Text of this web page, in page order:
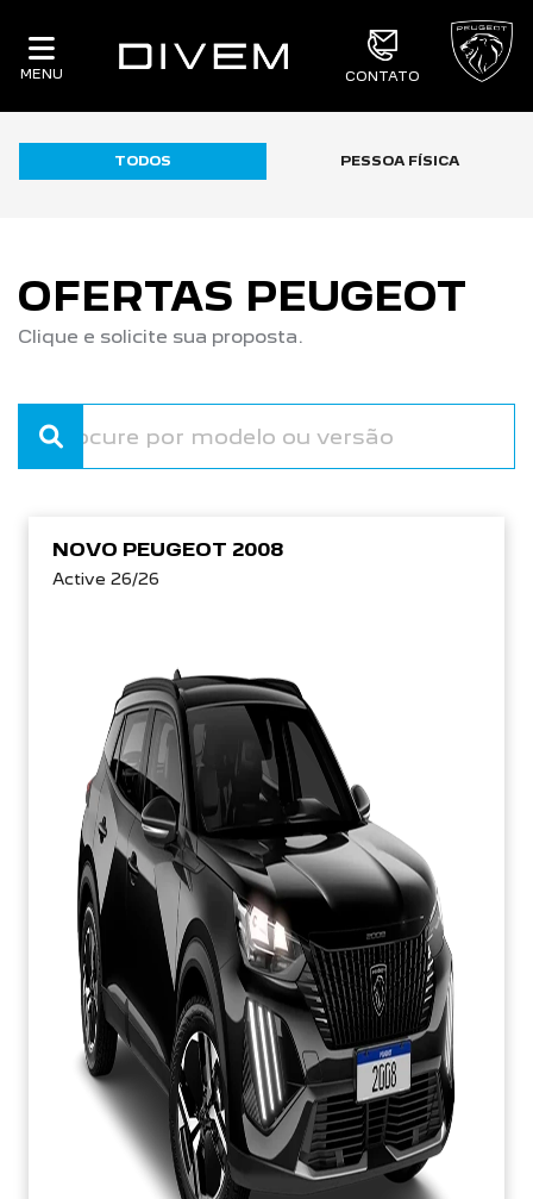
MENU CONTATO
TODOS PESSOA FÍSICA
OFERTAS PEUGEOT
Clique e solicite sua proposta.
NOVO PEUGEOT 2008
Active 26/26